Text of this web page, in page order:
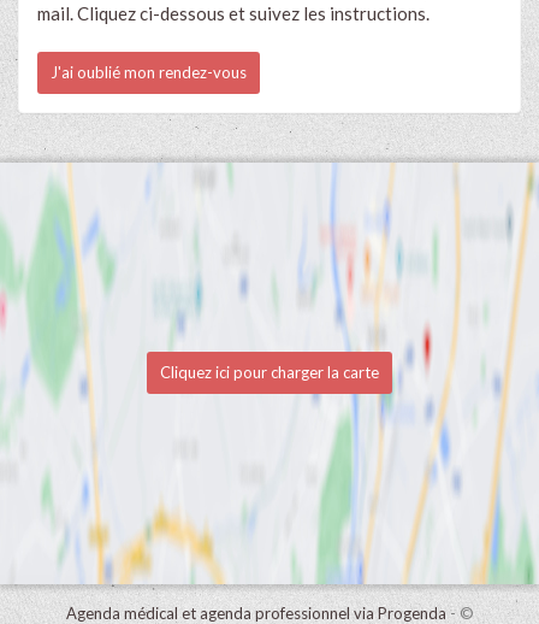
mail. Cliquez ci-dessous et suivez les instructions.
J'ai oublié mon rendez-vous
Cliquez ici pour charger la carte
Agenda médical et agenda professionnel via Progenda - ©